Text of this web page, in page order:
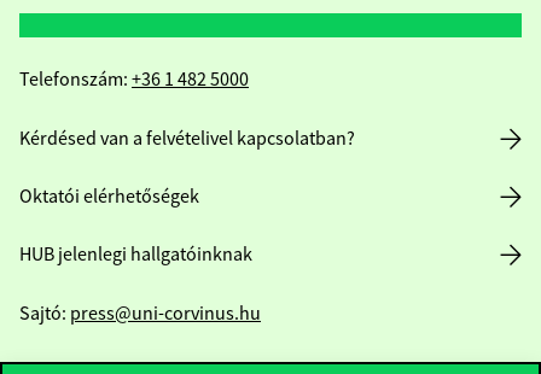
Telefonszám: +36 1 482 5000
Kérdésed van a felvételivel kapcsolatban?
Oktatói elérhetőségek
HUB jelenlegi hallgatóinknak
Sajtó: press@uni-corvinus.hu